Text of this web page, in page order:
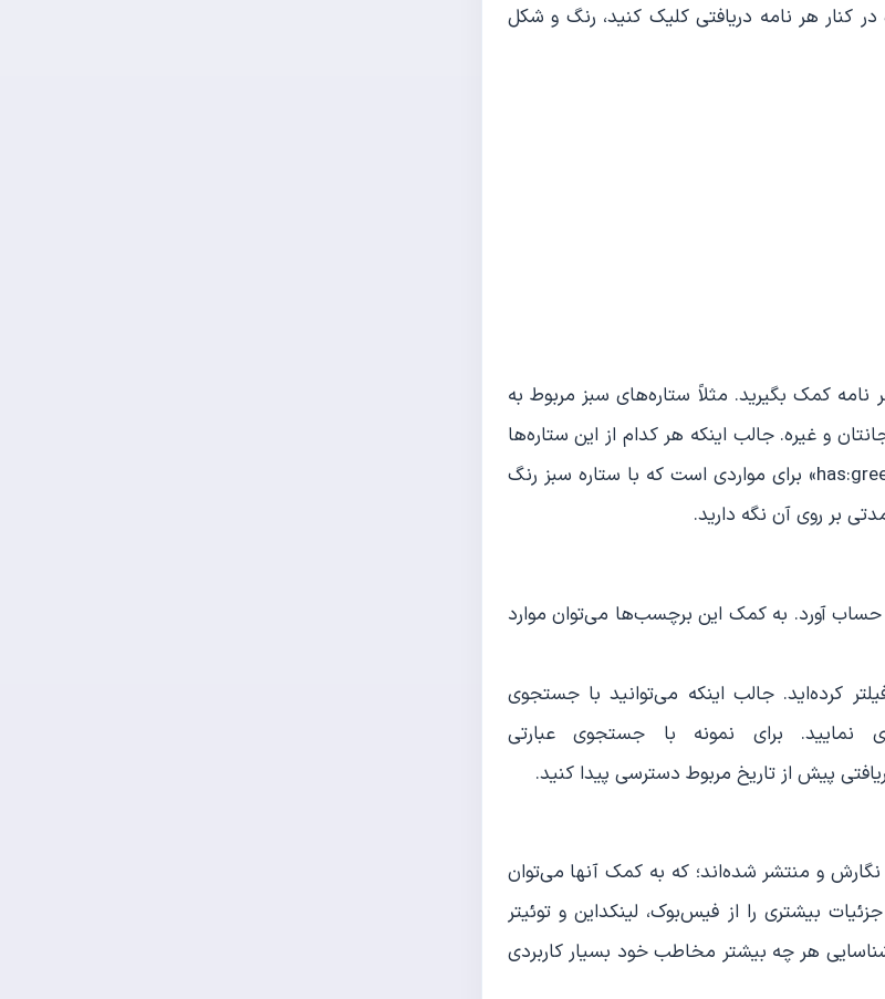
در کنار هر نامه دریافتی کلیک کنید، رنگ و شکل
نامه کمک بگیرید. مثلاً ستاره‌های سبز مربوط به
و غیره. جالب اینکه هر کدام از این ستاره‌ها
را می‌توان با عبارت جستجوی منحصر به خود کاوید، مثلاً عبارت «has:greenstar» برای مواردی است که با ستاره سبز رنگ
بر روی آن نگه دارید.
آورد. به کمک این برچسب‌ها می‌توان موارد
کرده‌اید. جالب اینکه می‌توانید با جستجوی
نمایید. برای نمونه با جستجوی عبارتی
و منتشر شده‌اند؛ که به کمک آنها می‌توان
توانمند‌ی‌های جیمیل را دو چندان کرد. برای نمونه برنامه Rapportive جزئیات بیشتری را از فیس‌بوک، لینکد‌این و توئیتر
هر چه بیشتر مخاطب خود بسیار کاربردی